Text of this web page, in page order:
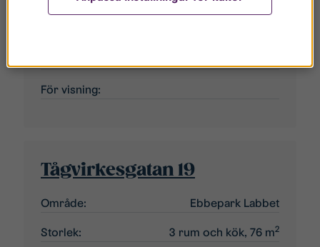
För visning:
Tågvirkesgatan 19
Område: Ebbepark Labbet
Storlek: 3 rum och kök, 76 m2